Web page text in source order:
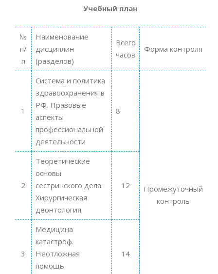
Учебный план
№
п/
п
Наименование
дисциплин
(разделов)
Всего
часов
Форма контроля
1
Система и политика
здравоохранения в
РФ. Правовые
аспекты
профессиональной
деятельности
8
Промежуточный
контроль
2
Теоретические
основы
сестринского дела.
Хирургическая
деонтология
12
3
Медицина
катастроф.
Неотложная
помощь
14